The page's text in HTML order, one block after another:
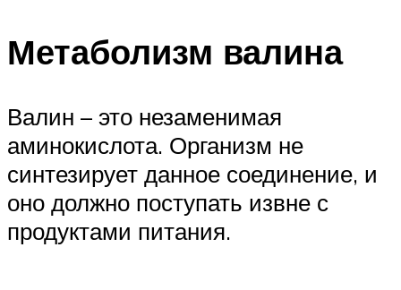
Метаболизм валина
Валин – это незаменимая
аминокислота. Организм не
синтезирует данное соединение, и
оно должно поступать извне с
продуктами питания.